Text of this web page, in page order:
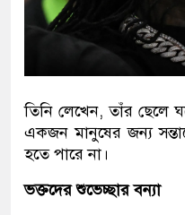
তিনি লেখেন, তাঁর ছেলে
একজন মানুষের জন্য
হতে পারে না।
ভক্তদের শুভেচ্ছার বন্যা